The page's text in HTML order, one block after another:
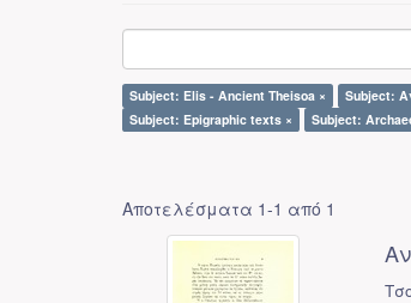
Subject: Elis - Ancient Theisoa × Subject:
Subject: Epigraphic texts ×
Subject:
Αποτελέσματα 1-1 από 1